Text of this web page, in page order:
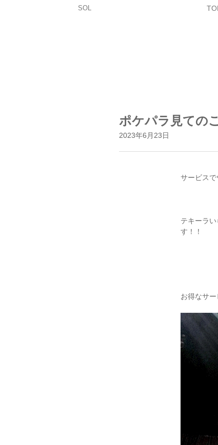
SOL
ポケパラ見ての
2023年6月23日
サービス
テキーラ
す！！
お得なサ